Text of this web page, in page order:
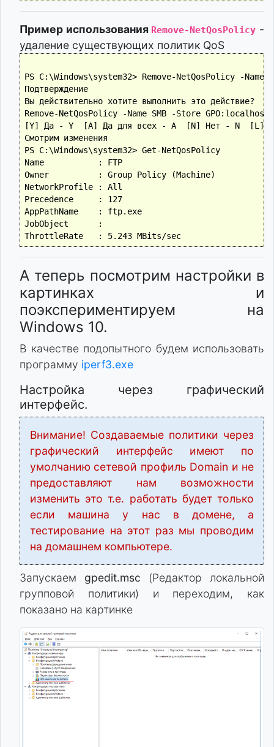
Пример использования Remove-NetQosPolicy -
удаление существующих политик QoS
PS C:\Windows\system32> Remove-NetQosPolicy -Name
Подтверждение
Вы действительно хотите выполнить это действие?
Remove-NetQosPolicy -Name SMB -Store GPO:localhost
[Y] Да - Y  [A] Да для всех - A  [N] Нет - N  [L] Нет
Смотрим изменения
PS C:\Windows\system32> Get-NetQosPolicy
Name           : FTP
Owner          : Group Policy (Machine)
NetworkProfile : All
Precedence     : 127
AppPathName    : ftp.exe
JobObject      :
ThrottleRate   : 5.243 MBits/sec
А теперь посмотрим настройки в
картинках и
поэкспериментируем на
Windows 10.
В качестве подопытного будем использовать
программу iperf3.exe
Настройка через графический
интерфейс.
Внимание! Создаваемые политики через
графический интерфейс имеют по
умолчанию сетевой профиль Domain и не
предоставляют нам возможности
изменить это т.е. работать будет только
если машина у нас в домене, а
тестирование на этот раз мы проводим
на домашнем компьютере.
Запускаем gpedit.msc (Редактор локальной
групповой политики) и переходим, как
показано на картинке